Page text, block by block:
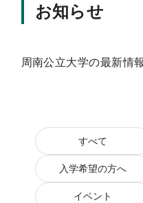
お知らせ
周南公立大学の最新情
すべて
入学希望の方へ
イベント